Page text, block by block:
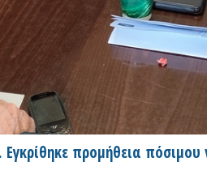
προμήθεια